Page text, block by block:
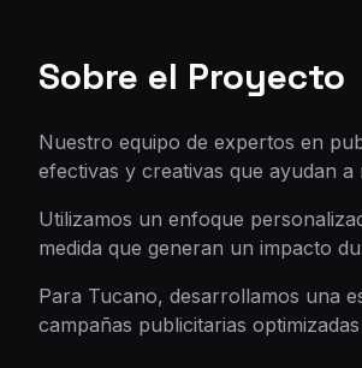
Sobre el Proyecto
Nuestro equipo de expertos en
efectivas y creativas que ayudan
Utilizamos un enfoque
medida que generan un impacto
Para Tucano, desarrollamos una
campañas publicitarias